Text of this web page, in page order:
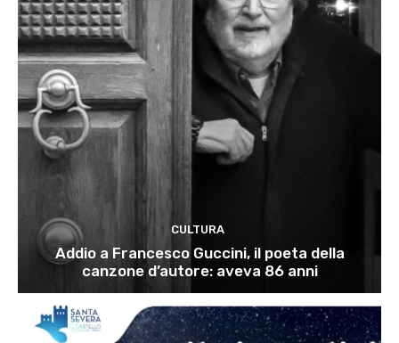
CULTURA
Addio a Francesco Guccini, il poeta della
canzone d’autore: aveva 86 anni